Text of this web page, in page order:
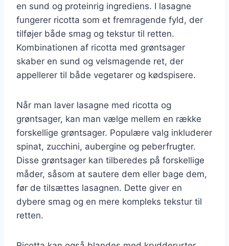
en sund og proteinrig ingrediens. I lasagne
fungerer ricotta som et fremragende fyld, der
tilføjer både smag og tekstur til retten.
Kombinationen af ricotta med grøntsager
skaber en sund og velsmagende ret, der
appellerer til både vegetarer og kødspisere.
Når man laver lasagne med ricotta og
grøntsager, kan man vælge mellem en række
forskellige grøntsager. Populære valg inkluderer
spinat, zucchini, aubergine og peberfrugter.
Disse grøntsager kan tilberedes på forskellige
måder, såsom at sautere dem eller bage dem,
før de tilsættes lasagnen. Dette giver en
dybere smag og en mere kompleks tekstur til
retten.